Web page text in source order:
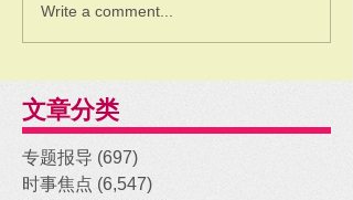
Write a comment...
文章分类
专题报导 (697)
时事焦点 (6,547)